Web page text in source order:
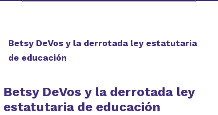
Betsy DeVos y la derrotada ley estatutaria
de educación
Betsy DeVos y la derrotada ley
estatutaria de educación